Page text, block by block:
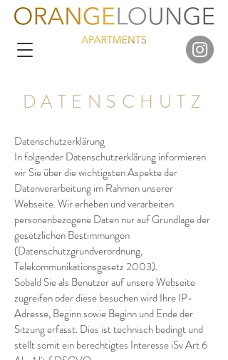
DATENSCHUTZ
Datenschutzerklärung
In folgender Datenschutzerklärung informieren
wir Sie über die wichtigsten Aspekte der
Datenverarbeitung im Rahmen unserer
Webseite. Wir erheben und verarbeiten
personenbezogene Daten nur auf Grundlage der
gesetzlichen Bestimmungen
(Datenschutzgrundverordnung,
Telekommunikationsgesetz 2003).
Sobald Sie als Benutzer auf unsere Webseite
zugreifen oder diese besuchen wird Ihre IP-
Adresse, Beginn sowie Beginn und Ende der
Sitzung erfasst. Dies ist technisch bedingt und
stellt somit ein berechtigtes Interesse iSv Art 6